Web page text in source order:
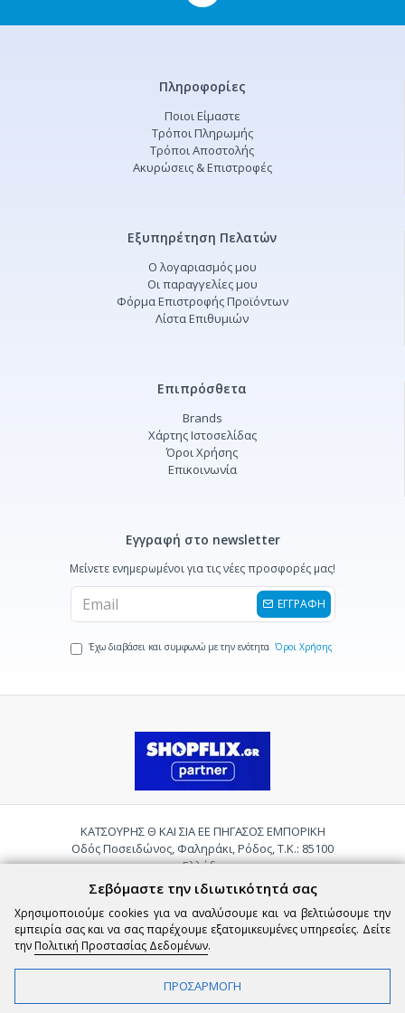
Πληροφορίες
Ποιοι Είμαστε
Τρόποι Πληρωμής
Τρόποι Αποστολής
Ακυρώσεις & Επιστροφές
Εξυπηρέτηση Πελατών
Ο λογαριασμός μου
Οι παραγγελίες μου
Φόρμα Επιστροφής Προϊόντων
Λίστα Επιθυμιών
Επιπρόσθετα
Brands
Χάρτης Ιστοσελίδας
Όροι Χρήσης
Επικοινωνία
Εγγραφή στο newsletter
Μείνετε ενημερωμένοι για τις νέες προσφορές μας!
ΕΓΓΡΑΦΗ
Έχω διαβάσει και συμφωνώ με την ενότητα Όροι Χρήσης
ΚΑΤΣΟΥΡΗΣ Θ ΚΑΙ ΣΙΑ ΕΕ ΠΗΓΑΣΟΣ ΕΜΠΟΡΙΚΗ
Οδός Ποσειδώνος, Φαληράκι, Ρόδος, Τ.Κ.: 85100
Ελλάδα
Τηλ.:2241085059
Email:
pigasosemporiki@gmail.com
Σεβόμαστε την ιδιωτικότητά σας
Χρησιμοποιούμε cookies για να αναλύσουμε και να βελτιώσουμε την
εμπειρία σας και να σας παρέχουμε εξατομικευμένες υπηρεσίες. Δείτε
την Πολιτική Προστασίας Δεδομένων.
ΠΡΟΣΑΡΜΟΓΗ